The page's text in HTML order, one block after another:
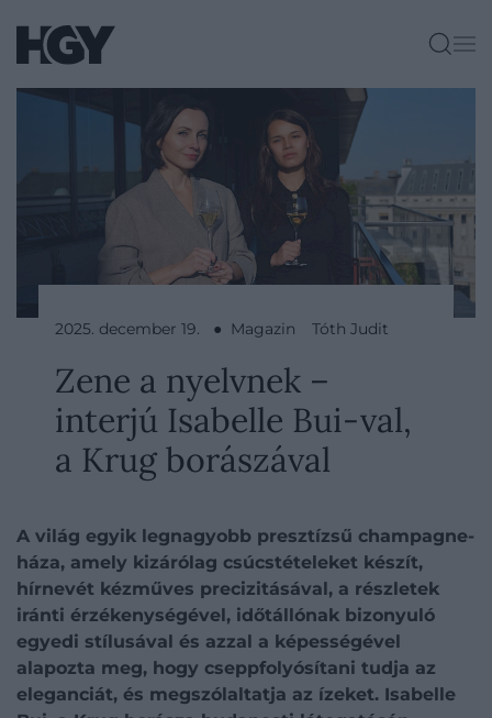
2025. december 19. ● Magazin Tóth Judit
Zene a nyelvnek –
interjú Isabelle Bui-val,
a Krug borászával
A világ egyik legnagyobb presztízsű champagne-
háza, amely kizárólag csúcstételeket készít,
hírnevét kézműves precizitásával, a részletek
iránti érzékenységével, időtállónak bizonyuló
egyedi stílusával és azzal a képességével
alapozta meg, hogy cseppfolyósítani tudja az
eleganciát, és megszólaltatja az ízeket. Isabelle